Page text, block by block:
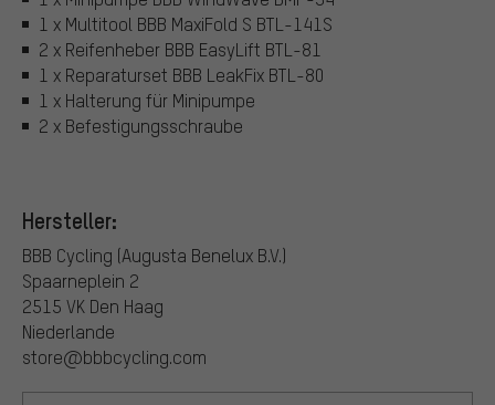
1 x Multitool BBB MaxiFold S BTL-141S
2 x Reifenheber BBB EasyLift BTL-81
1 x Reparaturset BBB LeakFix BTL-80
1 x Halterung für Minipumpe
2 x Befestigungsschraube
Hersteller:
BBB Cycling (Augusta Benelux B.V.)
Spaarneplein 2
2515 VK Den Haag
Niederlande
store@bbbcycling.com